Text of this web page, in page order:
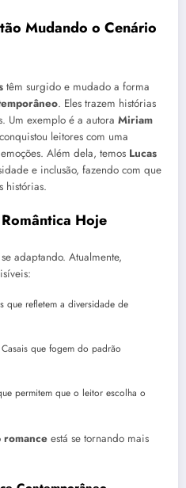
Mudando o Cenário
têm surgido e mudado a forma
. Eles trazem histórias
Um exemplo é a autora Miriam
leitores com uma
Além dela, temos Lucas
e inclusão, fazendo com que
histórias.
Hoje
adaptando. Atualmente,
que refletem a diversidade de
que fogem do padrão
permitem que o leitor escolha o
romance está se tornando mais